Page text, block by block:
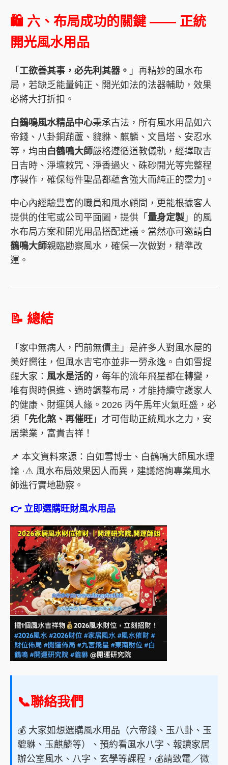
🛍️ 六、布局成功的關鍵 —— 正統
開光風水用品
「 工欲善其事，必先利其器。 」再精妙的風水布
局，若缺乏能量純正、開光如法的法器輔助，效果
必將大打折扣。
白鶴鳴風水精品中心秉承古法，所有風水用品如六
帝錢、八卦銅葫蘆、貔貅、麒麟、文昌塔、安忍水
等，均由 白鶴鳴大師嚴格遵循道教儀軌，經擇取吉
日吉時、淨壇敕咒、淨香過火、硃砂開光等完整程
序製作，確保每件聖品都蘊含強大而純正的靈力]。
中心內經驗豐富的職員和風水顧問，更能根據客人
提供的住宅或公司平面圖，提供「 量身定製 」的風
水布局方案和開光用品搭配建議。當然亦可邀請 白
鶴鳴大師親臨勘察風水，確保一次做對，精準改
運。
📝 總結
「家中無病人，門前無債主」是許多人對風水屋的
美好嚮往，但風水吉宅亦並非一勞永逸。白如雪提
醒大家： 風水是活的 ，每年的流年飛星都在轉變，
唯有與時俱進、適時調整布局，才能持續守護家人
的健康、財運與人緣。2026 丙午馬年火氣旺盛，必
須「 先化煞、再催旺 」才可借助正統風水之力，安
居樂業，富貴吉祥！
📌 本文資料來源：白如雪博士、白鶴鳴大師風水理
論 ·⚠️ 風水布局效果因人而異，建議諮詢專業風水
師進行實地勘察。
👉 立即選購旺財風水用品
📞聯絡我們
💰 大家如想選購風水用品（六帝錢、玉八卦、玉
貔貅、玉麒麟等）、預約看風水八字、報讀家居
辦公室風水、八字、玄學等課程，💰請致電／微